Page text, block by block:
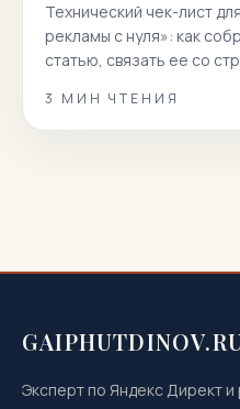
Технический чек-лист
рекламы с нуля»: как
статью, связать ее со
3 МИН ЧТЕНИЯ
Эксперт по Яндекс Директ